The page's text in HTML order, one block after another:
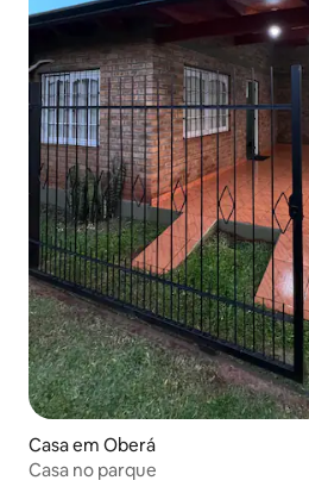
Casa em Oberá
Casa no parque